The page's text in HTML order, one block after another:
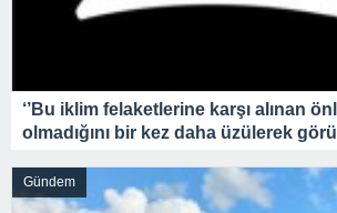
‘’Bu iklim felaketlerine karşı alınan
olmadığını bir kez daha üzülerek
Gündem